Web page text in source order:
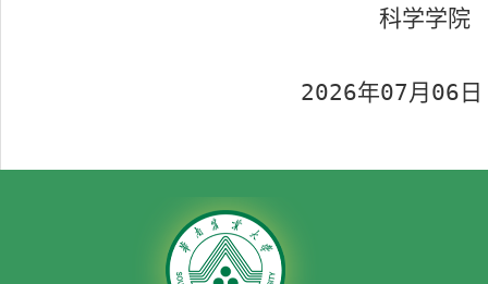
科学学院
2026年07月 06 日